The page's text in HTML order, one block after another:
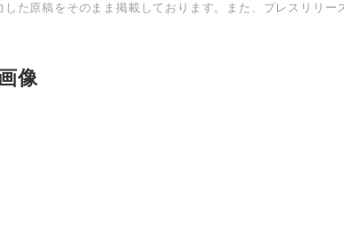
た原稿をそのまま掲載しております。また、プレスリリー
像